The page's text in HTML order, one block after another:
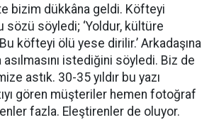
bizim dükkâna geldi. Köfteyi
sözü söyledi; ‘Yoldur, kültüre
köfteyi ölü yese dirilir.’ Arkadaşına
asılmasını istediğini söyledi. Biz de
astık. 30-35 yıldır bu yazı
gören müşteriler hemen fotoğraf
fazla. Eleştirenler de oluyor.